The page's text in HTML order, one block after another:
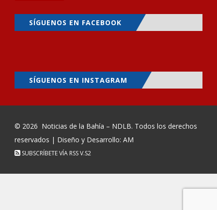
SÍGUENOS EN FACEBOOK
SÍGUENOS EN INSTAGRAM
© 2026 Noticias de la Bahía – NDLB. Todos los derechos
reservados | Diseño y Desarrollo: AM
SUBSCRÍBETE VÍA RSSV.S2